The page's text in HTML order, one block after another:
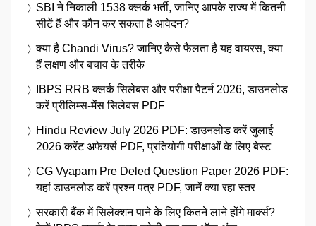
SBI ने निकाली 1538 क्लर्क भर्ती, जानिए आपके राज्य में कितनी
सीटें हैं और कौन कर सकता है आवेदन?
क्या है Chandi Virus? जानिए कैसे फैलता है यह वायरस, क्या
हैं लक्षण और बचाव के तरीके
IBPS RRB क्लर्क सिलेबस और परीक्षा पैटर्न 2026, डाउनलोड
करें प्रीलिम्स-मेंस सिलेबस PDF
Hindu Review July 2026 PDF: डाउनलोड करें जुलाई
2026 करेंट अफेयर्स PDF, प्रतियोगी परीक्षाओं के लिए बेस्ट
CG Vyapam Pre Deled Question Paper 2026 PDF:
यहां डाउनलोड करें प्रश्न पत्र PDF, जानें क्या रहा स्तर
सरकारी बैंक में सिलेक्शन पाने के लिए कितने लाने होंगे मार्क्स?